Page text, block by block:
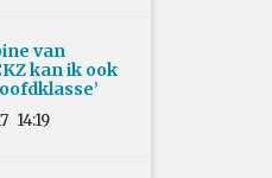
van
kan ik ook
14:19